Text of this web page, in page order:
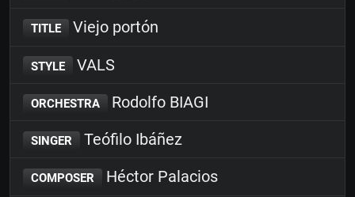
TITLE Viejo portón
STYLE VALS
ORCHESTRA Rodolfo BIAGI
SINGER Teófilo Ibáñez
COMPOSER Héctor Palacios